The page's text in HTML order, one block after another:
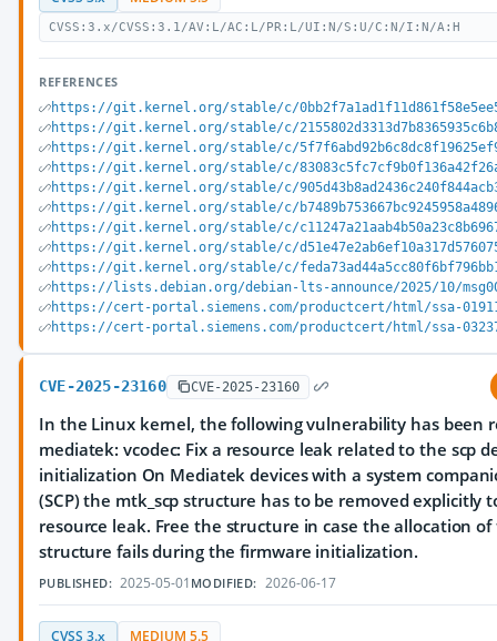
CVSS:3.x/CVSS:3.1/AV:L/AC:L/PR:L/UI:N/S:U/C:N/I:N/A:H
REFERENCES
https://git.kernel.org/stable/c/
https://git.kernel.org/stable/c/
https://git.kernel.org/stable/c/
https://git.kernel.org/stable/c/
https://git.kernel.org/stable/c/
https://git.kernel.org/stable/c/
https://git.kernel.org/stable/c/
https://git.kernel.org/stable/c/
https://git.kernel.org/stable/c/
https://lists.debian.org/debian-lts-announce/2025/10/
https://cert-portal.siemens.com/productcert/html/ssa-
https://cert-portal.siemens.com/productcert/html/ssa-
CVE-2025-23160 CVE-2025-23160
In the Linux kernel, the following vulnerability has been
mediatek: vcodec: Fix a resource leak related to the scp
initialization On Mediatek devices with a system
(SCP) the mtk_scp structure has to be removed explicitly
resource leak. Free the structure in case the allocation
structure fails during the firmware initialization.
PUBLISHED: 2025-05-01 MODIFIED: 2026-06-17
CVSS 3.x MEDIUM 5.5